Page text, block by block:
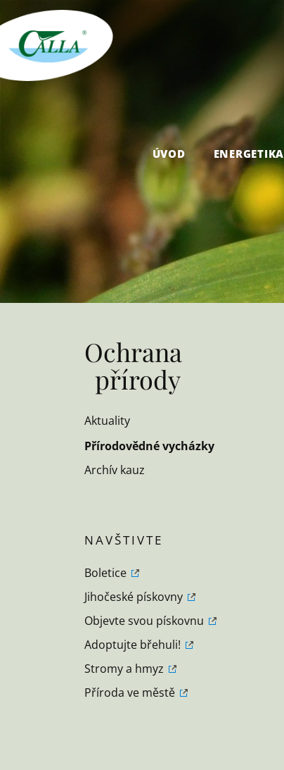
ÚVOD ENERGETIKA
Ochrana
přírody
Aktuality
Přírodovědné vycházky
Archív kauz
Boletice
Jihočeské pískovny
Objevte svou pískovnu
Adoptujte břehuli!
Stromy a hmyz
Příroda ve městě